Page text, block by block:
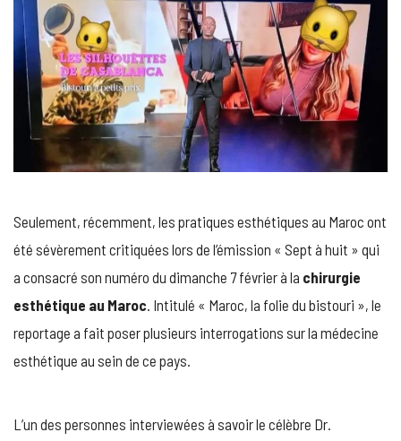
Seulement, récemment, les pratiques esthétiques au Maroc ont
été sévèrement critiquées lors de l’émission « Sept à huit » qui
a consacré son numéro du dimanche 7 février à la chirurgie
esthétique au Maroc . Intitulé « Maroc, la folie du bistouri », le
reportage a fait poser plusieurs interrogations sur la médecine
esthétique au sein de ce pays.
L’un des personnes interviewées à savoir le célèbre Dr.